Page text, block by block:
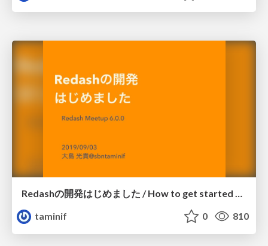
Redashの開発はじめました / How to get started Redash development
taminif
0 810